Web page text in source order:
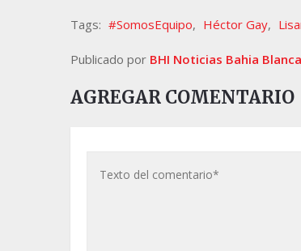
Tags: #SomosEquipo, Héctor Gay,
Publicado por BHI Noticias Bahia Blanca
AGREGAR COMENTARIO